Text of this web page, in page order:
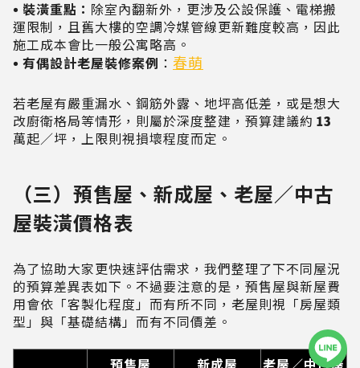
• 裝潢重點： 除室內翻新外，更涉及公設保護、電梯搬
運限制，且舊大樓的空調冷媒管線更新難度較高，因此
施工成本會比一般公寓略高。
• 有偶設計老屋裝修案例 ： 春萌
若老屋有嚴重漏水、鋼筋外露、地坪高低差，或是想大
改廚衛格局等情形，則屬於深度整建，預算建議約 13
萬起／坪，上限則視損壞程度而定。
（三）預售屋、新成屋、老屋／中古
屋裝潢價格表
為了協助大家更快速評估需求，我們整理了下不同屋況
的預算差異表如下。不過要注意的是，預售屋與新屋費
用會依「客製化程度」而有所不同，老屋則視「房屋類
型」與「基礎結構」而有不同價差。